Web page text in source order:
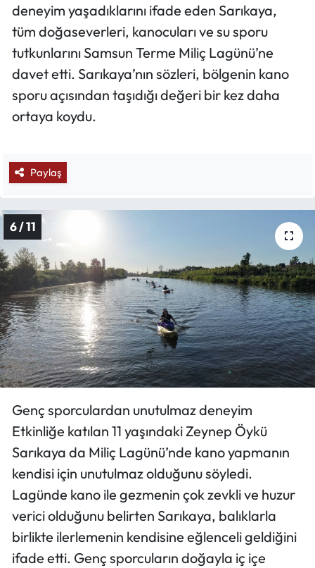
deneyim yaşadıklarını ifade eden Sarıkaya,
tüm doğaseverleri, kanocuları ve su sporu
tutkunlarını Samsun Terme Miliç Lagünü’ne
davet etti. Sarıkaya’nın sözleri, bölgenin kano
sporu açısından taşıdığı değeri bir kez daha
ortaya koydu.
Paylaş
6 / 11
Genç sporculardan unutulmaz deneyim
Etkinliğe katılan 11 yaşındaki Zeynep Öykü
Sarıkaya da Miliç Lagünü’nde kano yapmanın
kendisi için unutulmaz olduğunu söyledi.
Lagünde kano ile gezmenin çok zevkli ve huzur
verici olduğunu belirten Sarıkaya, balıklarla
birlikte ilerlemenin kendisine eğlenceli geldiğini
ifade etti. Genç sporcuların doğayla iç içe